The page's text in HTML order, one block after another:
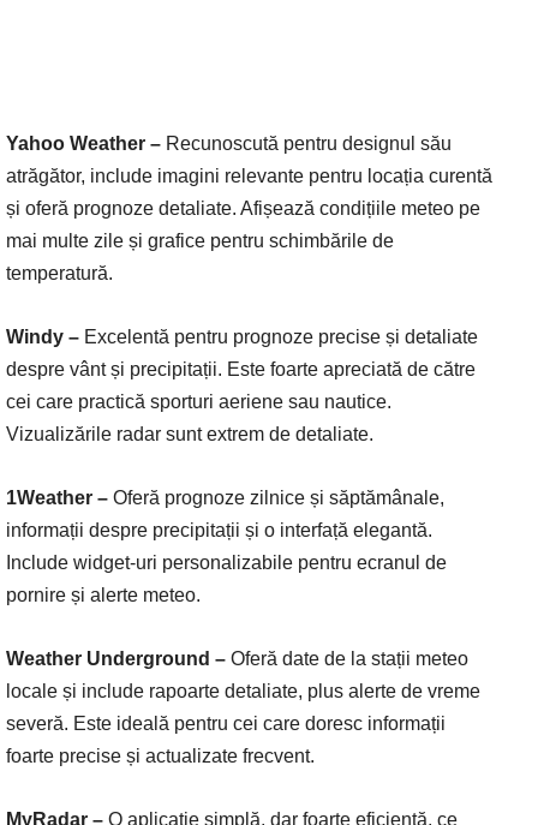
Yahoo Weather – Recunoscută pentru designul său
atrăgător, include imagini relevante pentru locația curentă
și oferă prognoze detaliate. Afișează condițiile meteo pe
mai multe zile și grafice pentru schimbările de
temperatură.
Windy – Excelentă pentru prognoze precise și detaliate
despre vânt și precipitații. Este foarte apreciată de către
cei care practică sporturi aeriene sau nautice.
Vizualizările radar sunt extrem de detaliate.
1Weather – Oferă prognoze zilnice și săptămânale,
informații despre precipitații și o interfață elegantă.
Include widget-uri personalizabile pentru ecranul de
pornire și alerte meteo.
Weather Underground – Oferă date de la stații meteo
locale și include rapoarte detaliate, plus alerte de vreme
severă. Este ideală pentru cei care doresc informații
foarte precise și actualizate frecvent.
MyRadar – O aplicație simplă, dar foarte eficientă, ce